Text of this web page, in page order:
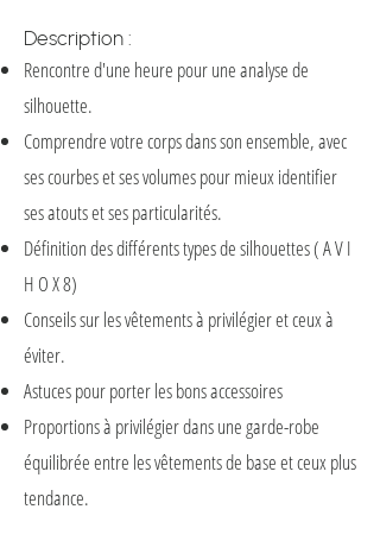
Description :​
Rencontre d'une heure pour une analyse de
silhouette.
Comprendre votre corps dans son ensemble, avec
ses courbes et ses volumes pour mieux identifier
ses atouts et ses particularités.
Définition des différents types de silhouettes ( A V I
H O X 8)
Conseils sur les vêtements à privilégier et ceux à
éviter.
Astuces pour porter les bons accessoires
Proportions à privilégier dans une garde-robe
équilibrée entre les vêtements de base et ceux plus
tendance.